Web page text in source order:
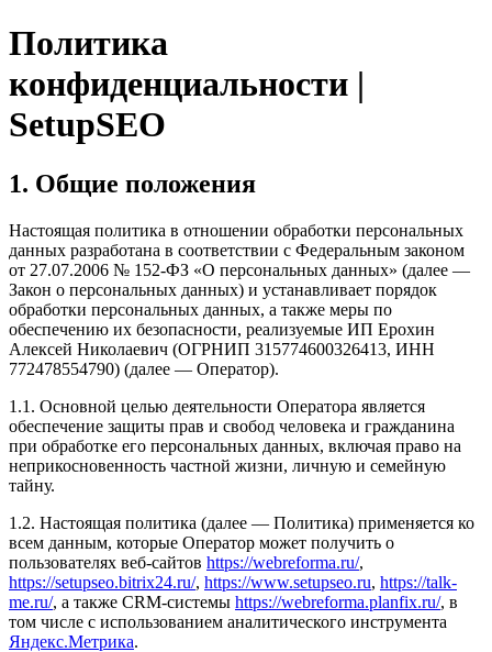
Политика
конфиденциальности |
SetupSEO
1. Общие положения
Настоящая политика в отношении обработки персональных
данных разработана в соответствии с Федеральным законом
от 27.07.2006 № 152-ФЗ «О персональных данных» (далее —
Закон о персональных данных) и устанавливает порядок
обработки персональных данных, а также меры по
обеспечению их безопасности, реализуемые ИП Ерохин
Алексей Николаевич (ОГРНИП 315774600326413, ИНН
772478554790) (далее — Оператор).
1.1. Основной целью деятельности Оператора является
обеспечение защиты прав и свобод человека и гражданина
при обработке его персональных данных, включая право на
неприкосновенность частной жизни, личную и семейную
тайну.
1.2. Настоящая политика (далее — Политика) применяется ко
всем данным, которые Оператор может получить о
пользователях веб-сайтов https://webreforma.ru/,
https://setupseo.bitrix24.ru/, https://www.setupseo.ru, https://talk-
me.ru/, а также CRM-системы https://webreforma.planfix.ru/, в
том числе с использованием аналитического инструмента
Яндекс.Метрика.